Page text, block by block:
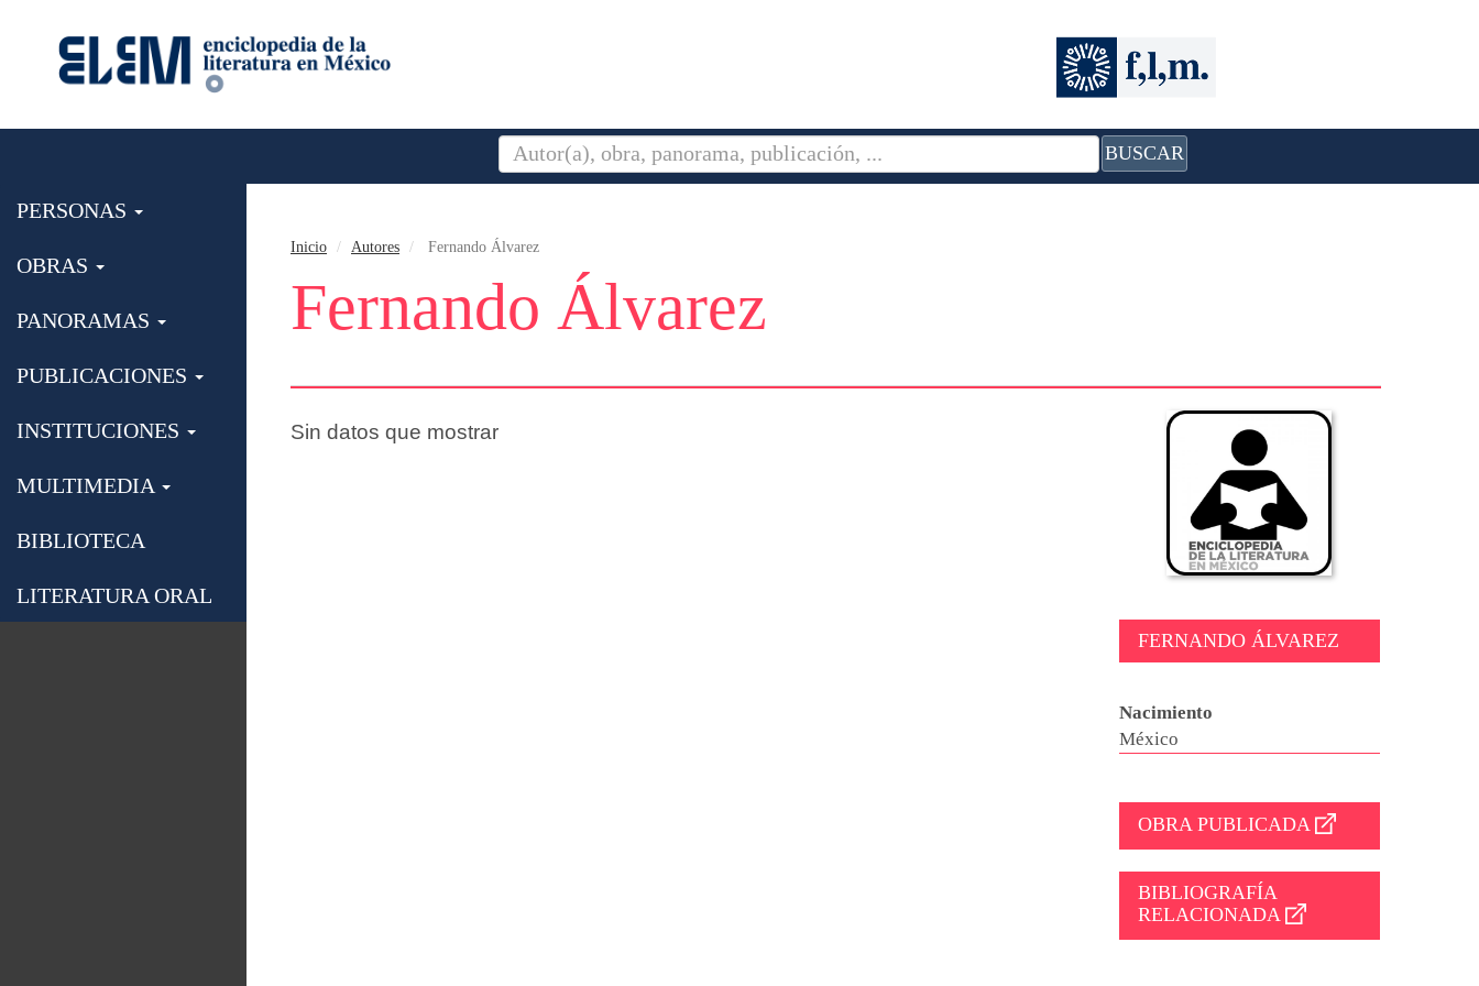
BUSCAR
PERSONAS
OBRAS
PANORAMAS
PUBLICACIONES
INSTITUCIONES
MULTIMEDIA
BIBLIOTECA
LITERATURA ORAL
Inicio Autores Fernando Álvarez
Fernando Álvarez
FERNANDO ÁLVAREZ
Nacimiento
México
OBRA PUBLICADA
BIBLIOGRAFÍA
RELACIONADA
Sin datos que mostrar